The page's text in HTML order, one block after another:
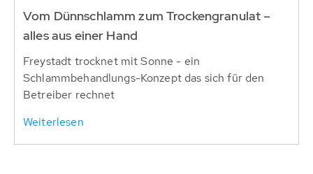
Vom Dünnschlamm zum Trockengranulat –
alles aus einer Hand
Freystadt trocknet mit Sonne - ein
Schlammbehandlungs-Konzept das sich für den
Betreiber rechnet
Weiterlesen